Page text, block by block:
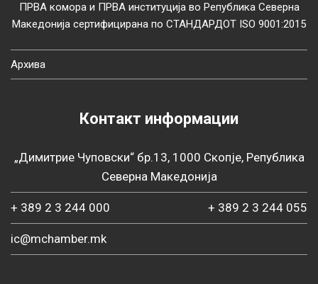
ПРВА комора и ПРВА институција во Република Северна
Македонија сертифицирана по СТАНДАРДОТ ISO 9001:2015
Архива
Контакт информации
„Димитрие Чуповски“ бр.13, 1000 Скопје, Република
Северна Македонија
+ 389 2 3 244 000 + 389 2 3 244 055
ic@mchamber.mk